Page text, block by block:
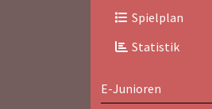
Spielplan
Statistik
E-Junioren